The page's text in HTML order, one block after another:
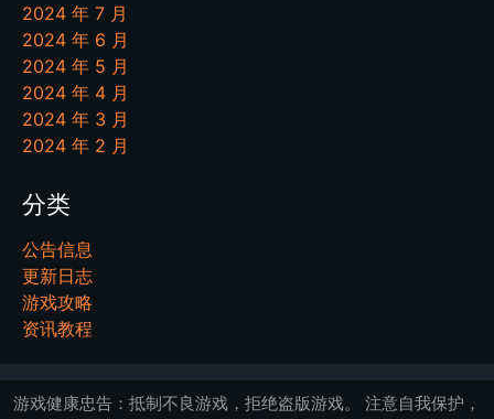
2024 年 7 月
2024 年 6 月
2024 年 5 月
2024 年 4 月
2024 年 3 月
2024 年 2 月
分类
公告信息
更新日志
游戏攻略
资讯教程
游戏健康忠告：抵制不良游戏，拒绝盗版游戏。 注意自我保护，